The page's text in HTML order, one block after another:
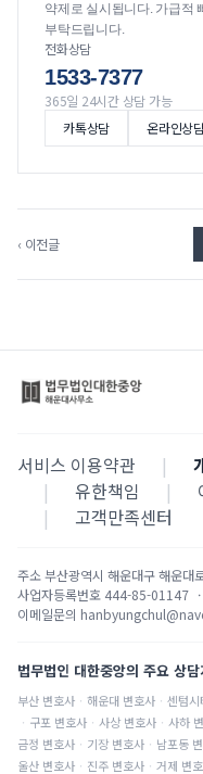
약제로 실시됩니다. 가급적
부탁드립니다.
전화상담
1533-7377
365일 24시간 상담 가능
카톡상담
온라인상
‹ 이전글
서비스 이용약관 |
|
유한책임 |
|
고객만족센터
주소부산광역시 해운대구 해운대
사업자등록번호 444-85-01147 ·
이메일문의
법무법인 대한중앙의 주요 상담
부산 변호사 · 해운대 변호사 · 센텀시
· 구포 변호사 · 사상 변호사 · 사하
금정 변호사 · 기장 변호사 · 남포동
울산 변호사 · 진주 변호사 · 거제 변